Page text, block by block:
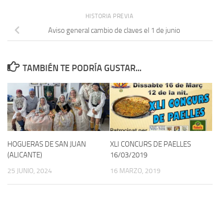
HISTORIA PREVIA
Aviso general cambio de claves el 1 de junio
TAMBIÉN TE PODRÍA GUSTAR...
HOGUERAS DE SAN JUAN
(ALICANTE)
25 JUNIO, 2024
XLI CONCURS DE PAELLES
16/03/2019
16 MARZO, 2019